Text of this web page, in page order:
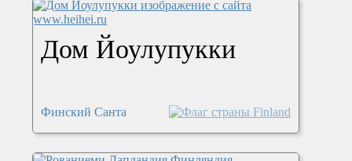
Дом Йоулупукки
Финский Санта